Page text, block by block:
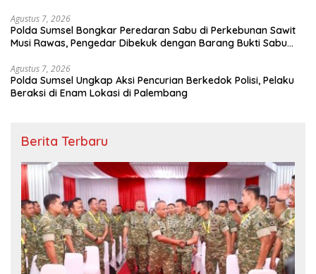
Agustus 7, 2026
Polda Sumsel Bongkar Peredaran Sabu di Perkebunan Sawit
Musi Rawas, Pengedar Dibekuk dengan Barang Bukti Sabu
Agustus 7, 2026
Polda Sumsel Ungkap Aksi Pencurian Berkedok Polisi, Pelaku
Beraksi di Enam Lokasi di Palembang
Berita Terbaru